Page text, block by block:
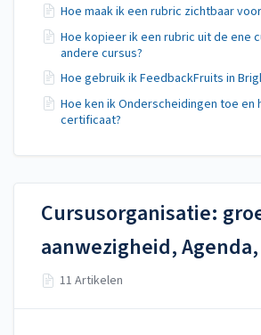
Hoe maak ik een rubric zichtbaar
Hoe kopieer ik een rubric uit de ene
andere cursus?
Hoe gebruik ik FeedbackFruits in
Hoe ken ik Onderscheidingen toe en
certificaat?
Cursusorganisatie:
aanwezigheid,
11 Artikelen